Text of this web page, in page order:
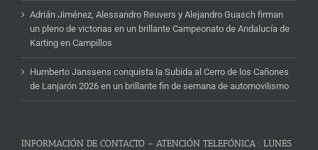
Adrián Jiménez, Alessandro Reuvers y Alejandro Guasch firman
un pleno de victorias en un brillante Campeonato de Andalucía de
Karting en Campillos
Humberto Janssens conquista la Subida al Cerro de los Cañones
de Lanjarón 2026 en un brillante fin de semana de automovilismo
INFORMACIÓN DE CONTACTO – ATENCIÓN TELEFÓNICA : LUNES